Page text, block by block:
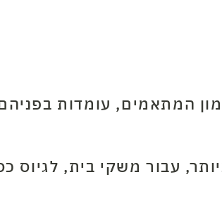
המתאמים, עומדות
עבור משקי בית, לגיוס